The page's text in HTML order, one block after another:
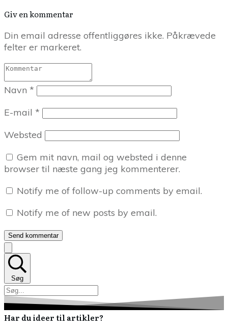
Giv en kommentar
Din email adresse offentliggøres ikke. Påkrævede
felter er markeret.
Navn *
E-mail *
Websted
Gem mit navn, mail og websted i denne
browser til næste gang jeg kommenterer.
Notify me of follow-up comments by email.
Notify me of new posts by email.
Send kommentar
Søg
Har du ideer til artikler?